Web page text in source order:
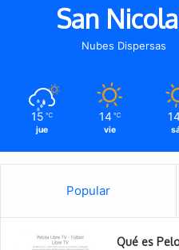
San
Nubes Dispersas
15 ℃
jue
14 ℃
vie
Popular
Qué es